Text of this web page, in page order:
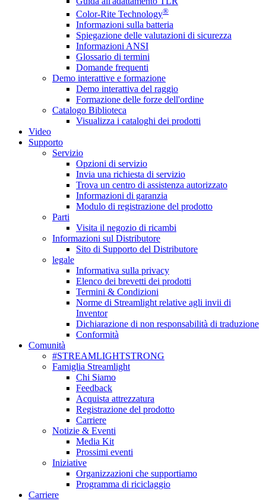
Color-Rite Technology®
Informazioni sulla batteria
Spiegazione delle valutazioni di sicurezza
Informazioni ANSI
Glossario di termini
Domande frequenti
Demo interattive e formazione
Demo interattiva del raggio
Formazione delle forze dell'ordine
Catalogo Biblioteca
Visualizza i cataloghi dei prodotti
Video
Supporto
Servizio
Opzioni di servizio
Invia una richiesta di servizio
Trova un centro di assistenza autorizzato
Informazioni di garanzia
Modulo di registrazione del prodotto
Parti
Visita il negozio di ricambi
Informazioni sul Distributore
Sito di Supporto del Distributore
legale
Informativa sulla privacy
Elenco dei brevetti dei prodotti
Termini & Condizioni
Norme di Streamlight relative agli invii di
Inventor
Dichiarazione di non responsabilità di traduzione
Conformità
Comunità
#STREAMLIGHTSTRONG
Famiglia Streamlight
Chi Siamo
Feedback
Acquista attrezzatura
Registrazione del prodotto
Carriere
Notizie & Eventi
Media Kit
Prossimi eventi
Iniziative
Organizzazioni che supportiamo
Programma di riciclaggio
Carriere